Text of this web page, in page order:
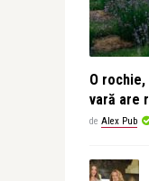
O
vară are
de Alex Pub